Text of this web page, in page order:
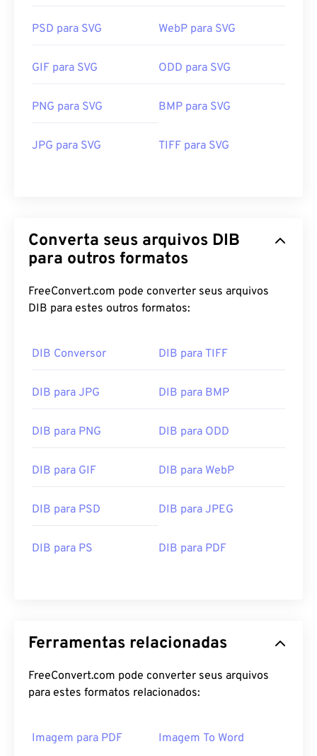
PSD para SVG WebP para SVG
GIF para SVG ODD para SVG
PNG para SVG BMP para SVG
JPG para SVG TIFF para SVG
Converta seus arquivos DIB
para outros formatos
FreeConvert.com pode converter seus arquivos
DIB para estes outros formatos:
DIB Conversor DIB para TIFF
DIB para JPG DIB para BMP
DIB para PNG DIB para ODD
DIB para GIF DIB para WebP
DIB para PSD DIB para JPEG
DIB para PS DIB para PDF
Ferramentas relacionadas
FreeConvert.com pode converter seus arquivos
para estes formatos relacionados:
Imagem para PDF Imagem To Word